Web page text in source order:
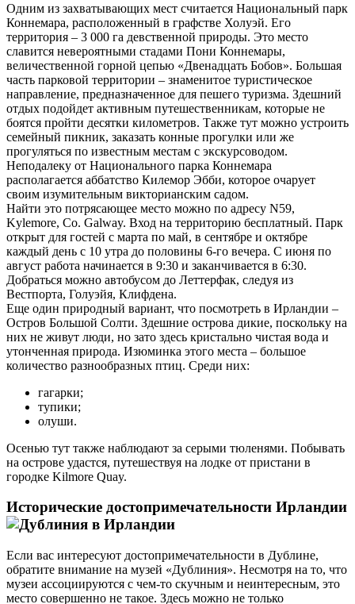
Одним из захватывающих мест считается Национальный парк
Коннемара, расположенный в графстве Холуэй. Его
территория – 3 000 га девственной природы. Это место
славится невероятными стадами Пони Коннемары,
величественной горной цепью «Двенадцать Бобов». Большая
часть парковой территории – знаменитое туристическое
направление, предназначенное для пешего туризма. Здешний
отдых подойдет активным путешественникам, которые не
боятся пройти десятки километров. Также тут можно устроить
семейный пикник, заказать конные прогулки или же
прогуляться по известным местам с экскурсоводом.
Неподалеку от Национального парка Коннемара
располагается аббатство Килемор Эбби, которое очарует
своим изумительным викторианским садом.
Найти это потрясающее место можно по адресу N59,
Kylemore, Co. Galway. Вход на территорию бесплатный. Парк
открыт для гостей с марта по май, в сентябре и октябре
каждый день с 10 утра до половины 6-го вечера. С июня по
август работа начинается в 9:30 и заканчивается в 6:30.
Добраться можно автобусом до Леттерфак, следуя из
Вестпорта, Голуэйя, Клифдена.
Еще один природный вариант, что посмотреть в Ирландии –
Остров Большой Солти. Здешние острова дикие, поскольку на
них не живут люди, но зато здесь кристально чистая вода и
утонченная природа. Изюминка этого места – большое
количество разнообразных птиц. Среди них:
гагарки;
тупики;
олуши.
Осенью тут также наблюдают за серыми тюленями. Побывать
на острове удастся, путешествуя на лодке от пристани в
городке Kilmore Quay.
Исторические достопримечательности Ирландии
Если вас интересуют достопримечательности в Дублине,
обратите внимание на музей «Дублиния». Несмотря на то, что
музеи ассоциируются с чем-то скучным и неинтересным, это
место совершенно не такое. Здесь можно не только